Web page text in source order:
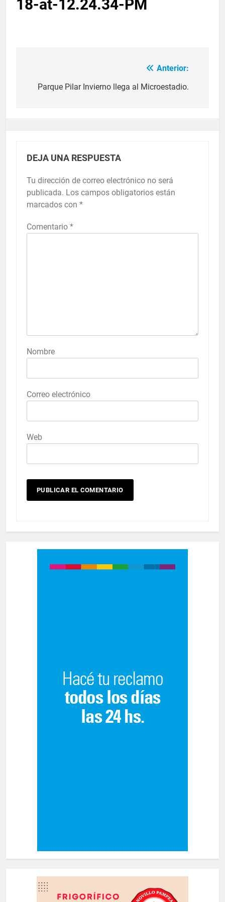
18-at-12.24.34-PM
Anterior:
Parque Pilar Invierno llega al Microestadio.
DEJA UNA RESPUESTA
Tu dirección de correo electrónico no será
publicada. Los campos obligatorios están
marcados con *
Comentario *
Nombre
Correo electrónico
Web